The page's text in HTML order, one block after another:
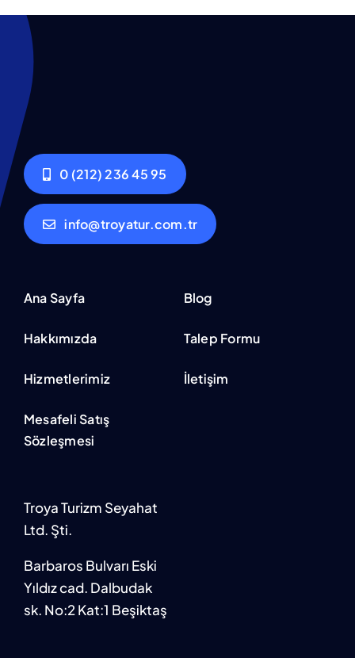
0 (212) 236 45 95
info@troyatur.com.tr
Ana Sayfa
Hakkımızda
Hizmetlerimiz
Mesafeli Satış
Sözleşmesi
Blog
Talep Formu
İletişim
Troya Turizm Seyahat
Ltd. Şti.
Barbaros Bulvarı Eski
Yıldız cad. Dalbudak
sk. No:2 Kat:1 Beşiktaş